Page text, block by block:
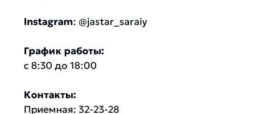
Instagram: @jastar_saraiy
График работы:
с 8:30 до 18:00
Контакты:
Приемная: 32-23-28